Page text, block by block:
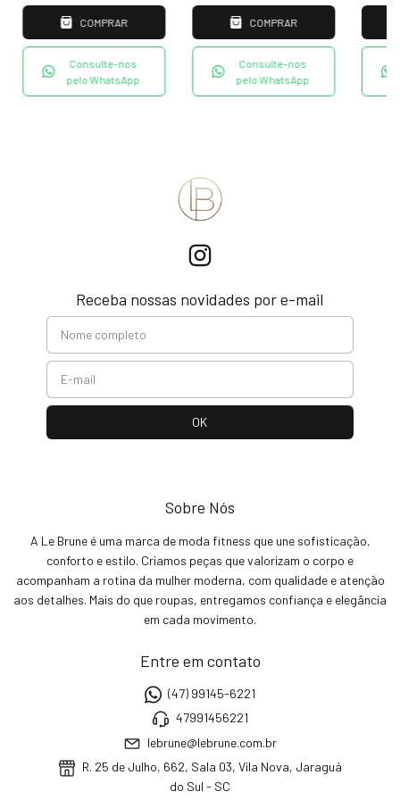
COMPRAR
Consulte-nos
pelo WhatsApp
COMPRAR
Consulte-nos
pelo WhatsApp
Receba nossas novidades por e-mail
Sobre Nós
A Le Brune é uma marca de moda fitness que une sofisticação,
conforto e estilo. Criamos peças que valorizam o corpo e
acompanham a rotina da mulher moderna, com qualidade e atenção
aos detalhes. Mais do que roupas, entregamos confiança e elegância
em cada movimento.
Entre em contato
(47) 99145-6221
47991456221
lebrune@lebrune.com.br
R. 25 de Julho, 662, Sala 03, Vila Nova, Jaraguá
do Sul - SC